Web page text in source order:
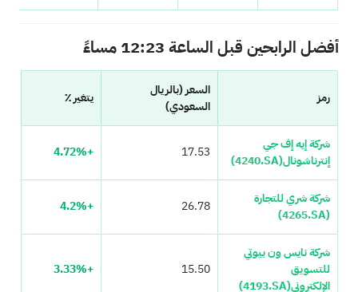
أفضل الرابحين قبل الساعة 12:23 مساءً
رمز
السعر (بالريال
السعودي)
يتغير ٪
شركة إيه إف جي
إنترناشونال(4240.SA)
17.53
+4.72%
شركة شري للتجارة
(4265.SA)
26.78
+4.2%
شركة نايس ون بيوتي
للتسويق
الإلكتروني(4193.SA)
15.50
+3.33%